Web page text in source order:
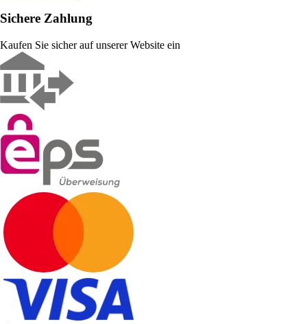
Sichere Zahlung
Kaufen Sie sicher auf unserer Website ein